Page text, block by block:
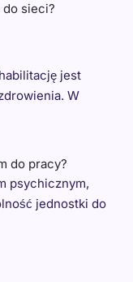
do sieci?
jest
W
do pracy?
psychicznym,
jednostki do